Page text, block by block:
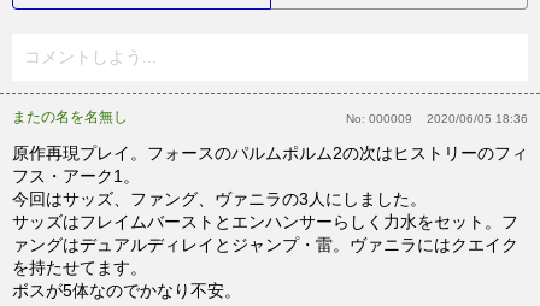
コメントしよう...
またの名を名無し No: 000009 2020/06/05 18:36
原作再現プレイ。フォースのパルムポルム2の次はヒストリーのフィ
フス・アーク1。
今回はサッズ、ファング、ヴァニラの3人にしました。
サッズはフレイムバーストとエンハンサーらしく力水をセット。フ
ァングはデュアルディレイとジャンプ・雷。ヴァニラにはクエイク
を持たせてます。
ボスが5体なのでかなり不安。